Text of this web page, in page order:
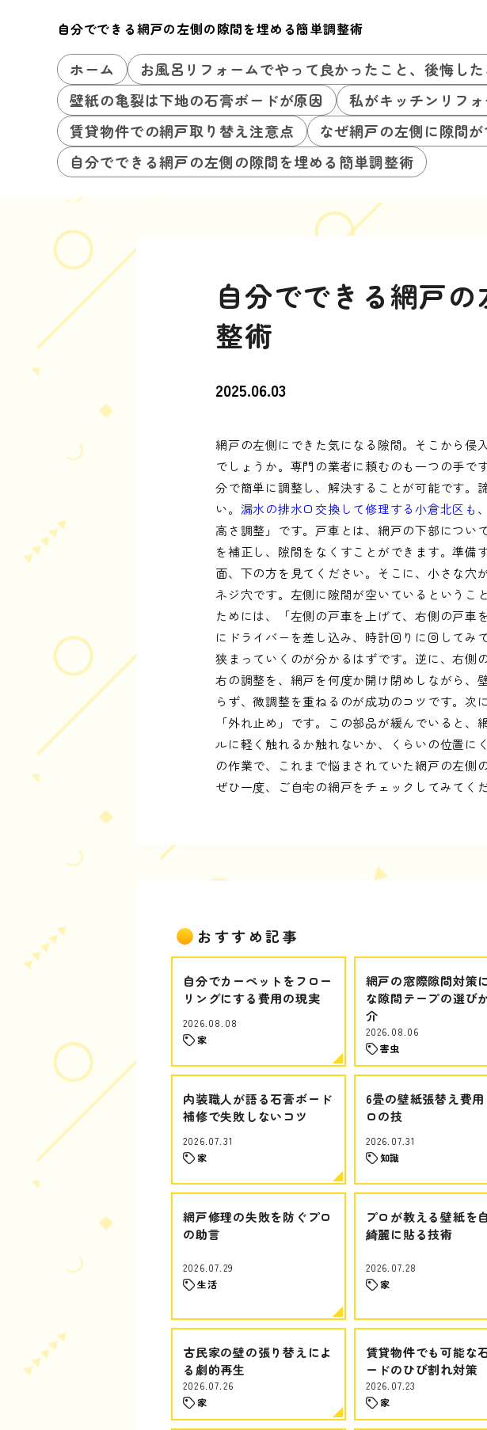
自分でできる網戸の左側の隙間を埋める簡単調整術
ホーム お風呂リフォームでやって良かったこと、後悔した
壁紙の亀裂は下地の石膏ボードが原因
私がキッチンリフ
賃貸物件での網戸取り替え注意点
なぜ網戸の左側に隙間
自分でできる網戸の左側の隙間を埋める簡単調整術
自分でできる網戸
整術
2025.06.03
網戸の左側にできた気になる隙間。そこから侵
でしょうか。専門の業者に頼むのも一つの手で
分で簡単に調整し、解決することが可能です。
い。 漏水の排水口交換して修理する小倉北区も
高さ調整」です。戸車とは、網戸の下部につい
を補正し、隙間をなくすことができます。準備
面、下の方を見てください。そこに、小さな穴
ネジ穴です。左側に隙間が空いているというこ
ためには、「左側の戸車を上げて、右側の戸車
にドライバーを差し込み、時計回りに回して
狭まっていくのが分かるはずです。逆に、右側
右の調整を、網戸を何度か開け閉めしながら、
らず、微調整を重ねるのが成功のコツです。次
「外れ止め」です。この部品が緩んでいると
ルに軽く触れるか触れないか、くらいの位置に
の作業で、これまで悩まされていた網戸の左側
ぜひ一度、ご自宅の網戸をチェックしてみてくだ
おすすめ記事
自分でカーペットをフロー
リングにする費用の現実
2026.08.08
家
網戸の窓際隙間対策
な隙間テープの選び
介
2026.08.06
害虫
内装職人が語る石膏ボード
補修で失敗しないコツ
2026.07.31
家
6畳の壁紙張替え費
ロの技
2026.07.31
知識
網戸修理の失敗を防ぐプロ
の助言
2026.07.29
生活
プロが教える壁紙を
綺麗に貼る技術
2026.07.28
家
古民家の壁の張り替えによ
る劇的再生
2026.07.26
家
賃貸物件でも可能な
ードのひび割れ対策
2026.07.23
家